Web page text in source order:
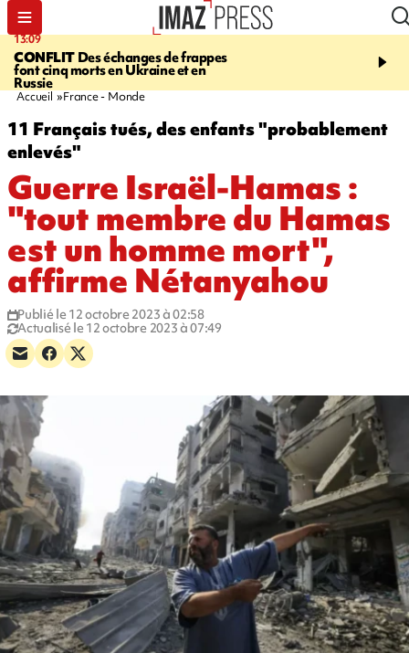
13:09
CONFLIT Des échanges de frappes
font cinq morts en Ukraine et en
Russie
17:14
Quatre
européennes pour les
Accueil France - Monde
11 Français tués, des enfants "probablement
enlevés"
Guerre Israël-Hamas :
"tout membre du Hamas
est un homme mort",
affirme Nétanyahou
Publié le 12 octobre 2023 à 02:58
Actualisé le 12 octobre 2023 à 07:49